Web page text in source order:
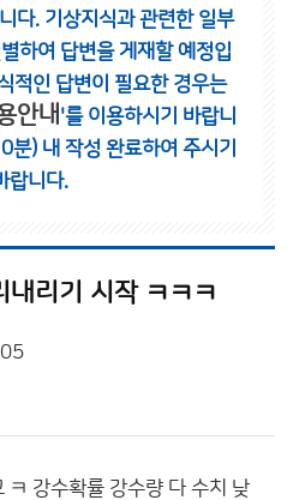
다. 기상지식과 관련한 일부
하여 답변을 게재할 예정입
적인 답변이 필요한 경우는
안내 '를 이용하시기 바랍니
분) 내 작성 완료하여 주시기
랍니다.
내리기 시작 ㅋㅋㅋ
ㅋ 강수확률 강수량 다 수치 낮